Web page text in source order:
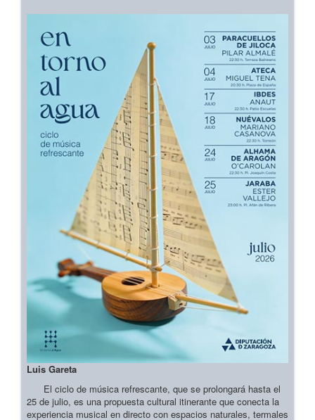
Luis Gareta
El ciclo de música refrescante, que se prolongará hasta el
25 de julio, es una propuesta cultural itinerante que conecta la
experiencia musical en directo con espacios naturales, termales